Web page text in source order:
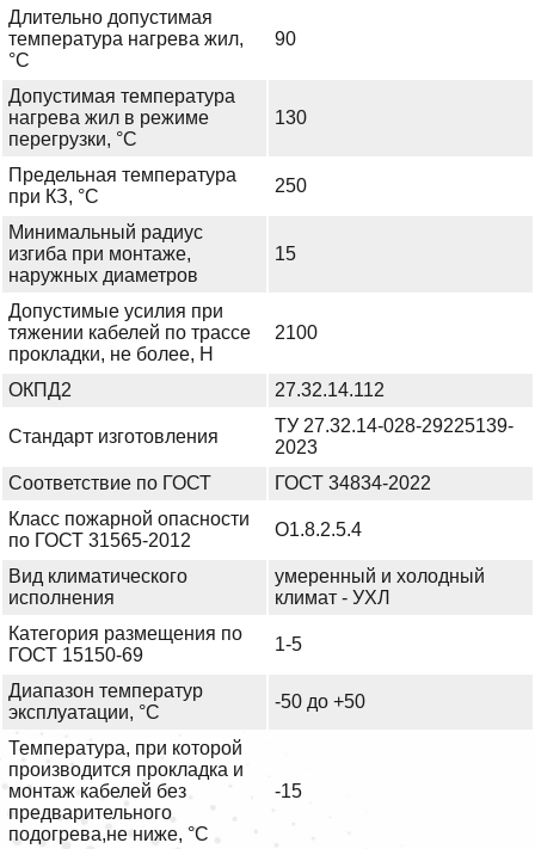
Длительно допустимая
температура нагрева жил,
°С
90
Допустимая температура
нагрева жил в режиме
перегрузки, °С
130
Предельная температура
при КЗ, °С
250
Минимальный радиус
изгиба при монтаже,
наружных диаметров
15
Допустимые усилия при
тяжении кабелей по трассе
прокладки, не более, Н
2100
ОКПД2 27.32.14.112
Стандарт изготовления
ТУ 27.32.14-028-29225139-
2023
Соответствие по ГОСТ
ГОСТ 34834-2022
Класс пожарной опасности
по ГОСТ 31565-2012
О1.8.2.5.4
Вид климатического
исполнения
умеренный и холодный
климат - УХЛ
Категория размещения по
ГОСТ 15150-69
1-5
Диапазон температур
эксплуатации, °С
-50 до +50
Температура, при которой
производится прокладка и
монтаж кабелей без
предварительного
подогрева,не ниже, °С
-15